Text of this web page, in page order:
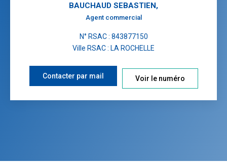
BAUCHAUD SEBASTIEN,
Agent commercial
N° RSAC : 843877150
Ville RSAC : LA ROCHELLE
Contacter par mail Voir le numéro